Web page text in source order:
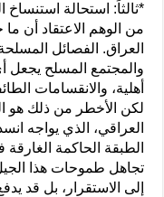
*ثالثاً: استحالة استنساخ
من الوهم الاعتقاد أن
العراق. الفصائل
والمجتمع المسلح
أهلية، والانقسامات
لكن الأخطر من ذلك هو
العراقي، الذي يواجه
الطبقة الحاكمة
تجاهل طموحات هذا
إلى الاستقرار، بل قد